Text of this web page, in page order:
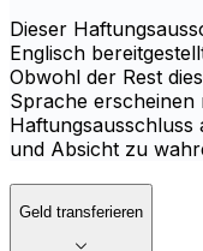
Dieser
Englisch
Obwohl der Rest
Sprache
Haftungsausschluss
und Absicht zu
Geld transferieren